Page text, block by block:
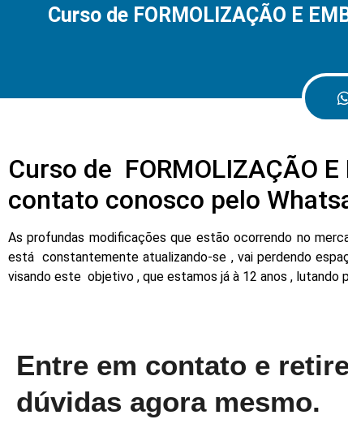
Curso de FORMOLIZAÇÃO E
Curso de FORMOLIZAÇÃO
contato conosco pelo
As profundas modificações que estão ocorrendo no
está constantemente atualizando-se , vai perdendo
visando este objetivo , que estamos já à 12 anos , lutando
Entre em contato e
dúvidas agora mesmo.